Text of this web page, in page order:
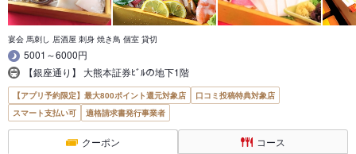
宴会 馬刺し 居酒屋 刺身 焼き鳥 個室 貸切
5001～6000円
【銀座通り】 大熊本証券ﾋﾞﾙの地下1階
【アプリ予約限定】最大800ポイント還元対象店
口コミ投稿特典対象店
スマート支払い可
適格請求書発行事業者
クーポン コース